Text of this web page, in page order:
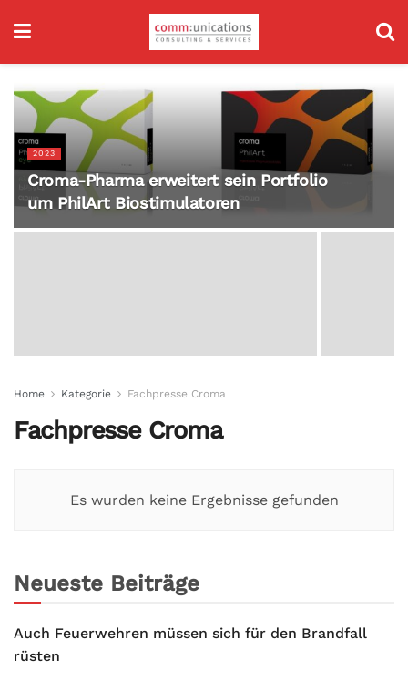
2023
Croma-Pharma erweitert sein Portfolio
um PhilArt Biostimulatoren
Home Kategorie Fachpresse Croma
Fachpresse Croma
Es wurden keine Ergebnisse gefunden
Neueste Beiträge
Auch Feuerwehren müssen sich für den Brandfall
rüsten